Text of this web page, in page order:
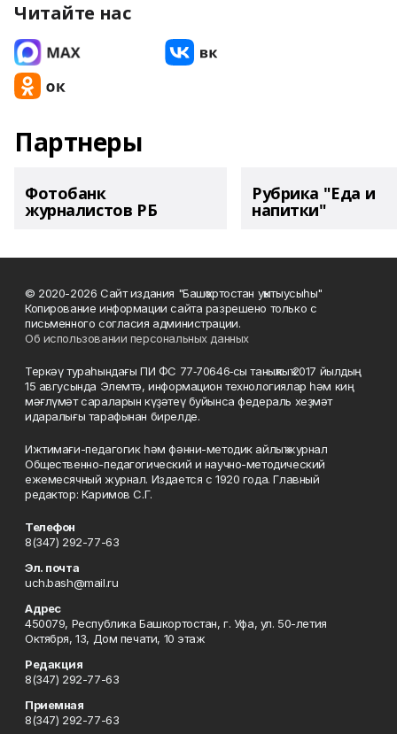
Читайте нас
Партнеры
Фотобанк
журналистов РБ
Рубрика "Еда и
напитки"
© 2020-2026 Сайт издания "Башҡортостан уҡытыусыһы"
Копирование информации сайта разрешено только с
письменного согласия администрации.
Об использовании персональных данных
Теркәү тураһындағы ПИ ФС 77‑70646‑сы таныҡлыҡ 2017 йылдың
15 авгусында Элемтә, информацион технологиялар һәм киң
мәғлүмәт сараларын күҙәтеү буйынса федераль хеҙмәт
идаралығы тарафынан бирелде.
Ижтимағи-педагогик һәм фәнни-методик айлыҡ журнал
Общественно-педагогический и научно-методический
ежемесячный журнал. Издается с 1920 года. Главный
редактор: Каримов С.Г.
Телефон
8(347) 292-77-63
Эл. почта
uch.bash@mail.ru
Адрес
450079, Республика Башкортостан, г. Уфа, ул. 50-летия
Октября, 13, Дом печати, 10 этаж
Редакция
8(347) 292-77-63
Приемная
8(347) 292-77-63